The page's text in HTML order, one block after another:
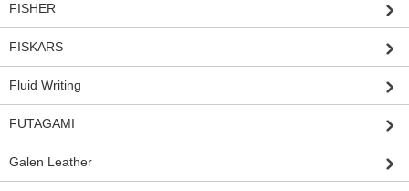
FISHER
FISKARS
Fluid Writing
FUTAGAMI
Galen Leather